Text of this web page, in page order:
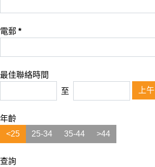
電郵 *
最佳聯絡時間
至
上午
年齡
<25
25-34 35-44 >44
查詢